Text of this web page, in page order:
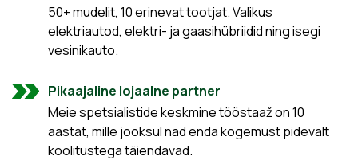
50+ mudelit, 10 erinevat tootjat. Valikus
elektriautod, elektri- ja gaasihübriidid ning isegi
vesinikauto.
Pikaajaline lojaalne partner
Meie spetsialistide keskmine tööstaaž on 10
aastat, mille jooksul nad enda kogemust pidevalt
koolitustega täiendavad.